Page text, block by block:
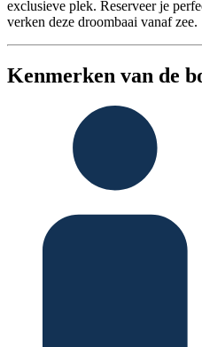
exclusieve plek. Reserveer je
verken deze droombaai vanaf zee.
Kenmerken van de